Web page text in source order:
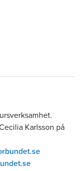
Karlsson på